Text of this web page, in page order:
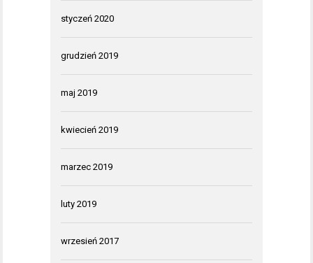
styczeń 2020
grudzień 2019
maj 2019
kwiecień 2019
marzec 2019
luty 2019
wrzesień 2017